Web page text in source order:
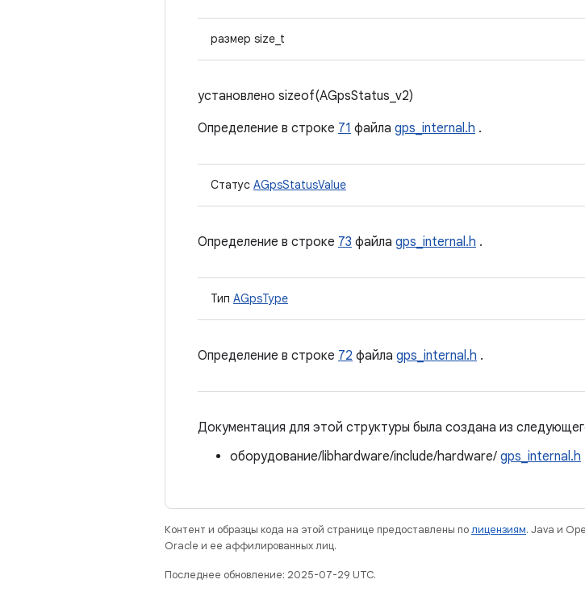
размер size_t
установлено sizeof(AGpsStatus_v2)
Определение в строке 71 файла gps_internal.h .
Статус AGpsStatusValue
Определение в строке 73 файла gps_internal.h .
Тип AGpsType
Определение в строке 72 файла gps_internal.h .
Документация для этой структуры была создана из
оборудование/libhardware/include/hardware/ gps_internal.h
Контент и образцы кода на этой странице предоставлены полицензиям. Java и
Oracle и ее аффилированных лиц.
Последнее обновление: 2025-07-29 UTC.